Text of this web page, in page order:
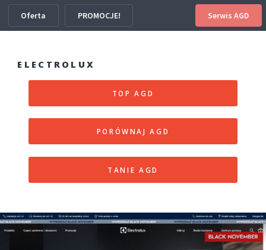
Oferta PROMOCJE! Serwis AGD